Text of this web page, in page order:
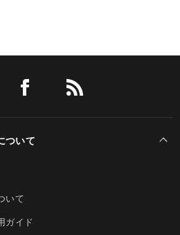
ついて
いて
ガイド